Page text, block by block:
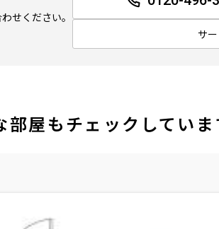
せください。
サ
屋もチェックしていま